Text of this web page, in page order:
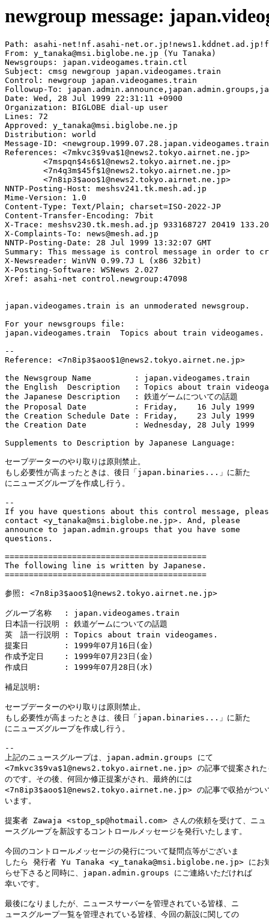
newgroup message:
Path: asahi-net!nf.asahi-
From: y_tanaka@msi.biglobe.ne.jp (Yu Tanaka)
Newsgroups: japan.videogames.train.ctl
Subject: cmsg newgroup japan.videogames.train
Control: newgroup japan.videogames.train
Followup-To:
Date: Wed, 28 Jul 1999 22:31:11 +0900
Organization: BIGLOBE dial-up user
Lines: 72
Approved: y_tanaka@msi.biglobe.ne.jp
Distribution: world
Message-ID:
References: <7mkvc3$9va$1@news2.tokyo.airnet.ne.jp>
NNTP-Posting-Host: meshsv241.tk.mesh.ad.jp
Mime-Version: 1.0
Content-Type: Text/Plain; charset=ISO-2022-JP
Content-Transfer-Encoding: 7bit
X-Trace: meshsv230.tk.mesh.ad.jp 933168727 20419
X-Complaints-To: news@mesh.ad.jp
NNTP-Posting-Date: 28 Jul 1999 13:32:07 GMT
Summary: This message is control message in order to
X-Newsreader: WinVN 0.99.7J L (x86 32bit)
X-Posting-Software: WSNews 2.027
Xref: asahi-net control.newgroup:47098
japan.videogames.train is an unmoderated newsgroup.
For your newsgroups file:
japan.videogames.train	Topics about train videogames.
--
Reference: <7n8ip3$aoo$1@news2.tokyo.airnet.ne.jp>
the Newsgroup Name         : japan.videogames.train
the English  Description   : Topics about train
the Japanese Description   : 鉄道ゲームについての話題
the Proposal Date          : Friday,    16 July 1999
the Creation Schedule Date : Friday,    23 July 1999
the Creation Date          : Wednesday, 28 July 1999
Supplements to Description by Japanese Language:
セーブデーターのやり取りは原則禁止。
もし必要性が高まったときは、後日「japan.binaries...」に新た
にニューズグループを作成し行う。
--
If you have questions about this control message,
contact <y_tanaka@msi.biglobe.ne.jp>. And, please
announce to japan.admin.groups that you have some
questions.
==========================================
The following line is written by Japanese.
==========================================
参照: <7n8ip3$aoo$1@news2.tokyo.airnet.ne.jp>
グループ名称　 : japan.videogames.train
日本語一行説明 : 鉄道ゲームについての話題
英　語一行説明 : Topics about train videogames.
提案日　　　　 : 1999年07月16日(金)
作成予定日　　 : 1999年07月23日(金)
作成日　　　　 : 1999年07月28日(水)
補足説明:
セーブデーターのやり取りは原則禁止。
もし必要性が高まったときは、後日「japan.binaries...」に新た
にニューズグループを作成し行う。
--
上記のニュースグループは、japan.admin.groups にて
<7mkvc3$9va$1@news2.tokyo.airnet.ne.jp> の記事で提案された
のです。その後、何回か修正提案がされ、最終的には
<7n8ip3$aoo$1@news2.tokyo.airnet.ne.jp> の記事で収拾がつい
います。
提案者 Zawaja <stop_sp@hotmail.com> さんの依頼を受けて、ニュ
ースグループを新設するコントロールメッセージを発行いたします。
今回のコントロールメッセージの発行について疑問点等がございま
したら 発行者 Yu Tanaka <y_tanaka@msi.biglobe.ne.jp> にお
らせ下さると同時に、japan.admin.groups にご連絡いただければ
幸いです。
最後になりましたが、ニュースサーバーを管理されている皆様、ニ
ュースグループ一覧を管理されている皆様、今回の新設に関しての